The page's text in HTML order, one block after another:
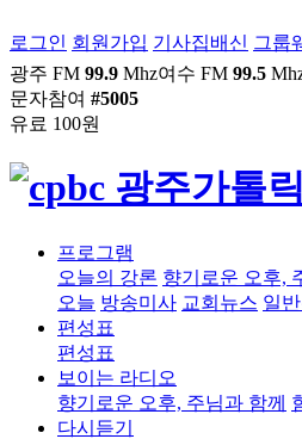
로그인 회원가입 기사집배신 그룹
광주 FM 99.9 Mhz여수 FM 99.5
문자참여 #5005
유료 100원
프로그램
오늘의 강론 향기로운 오후,
오늘 방송미사 교회뉴스 일
편성표
편성표
보이는 라디오
향기로운 오후, 주님과 함께
다시듣기